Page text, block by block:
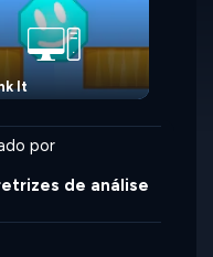
It
por
de análise